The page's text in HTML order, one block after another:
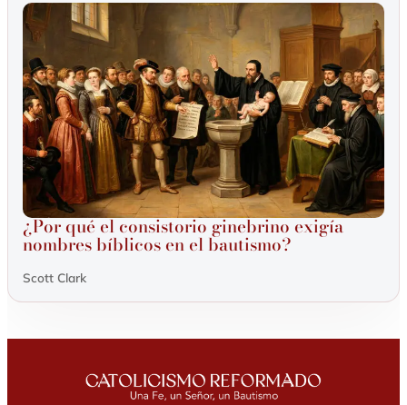
¿Por qué el consistorio ginebrino exigía
nombres bíblicos en el bautismo?
Scott Clark